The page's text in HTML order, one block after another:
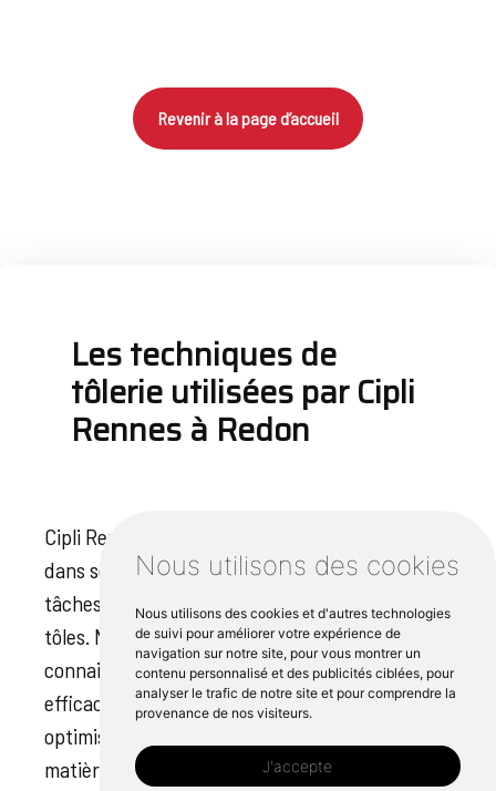
Nous utilisons des cookies
Nous utilisons des cookies et d'autres technologies
de suivi pour améliorer votre expérience de
navigation sur notre site, pour vous montrer un
contenu personnalisé et des publicités ciblées, pour
analyser le trafic de notre site et pour comprendre la
provenance de nos visiteurs.
J'accepte
Revenir à la page d’accueil
Les techniques de
tôlerie utilisées par Cipli
Rennes à Redon
Cipli Rennes utilise les meilleures méthodes
dans ses services experts de tôlerie Redon, des
tâches simples aux fabrications complexes de
tôles. Notre équipe de spécialistes utilise sa
connaissance de l'industrie pour traiter
efficacement toute une gamme de métaux, en
optimisant leur efficacité pour passer de la
matière première au produit poli. Les garages